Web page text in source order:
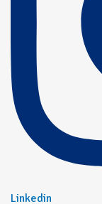
Linkedin